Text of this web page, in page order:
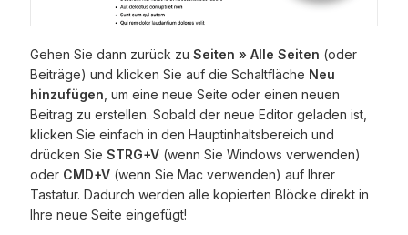
Gehen Sie dann zurück zu Seiten » Alle Seiten (oder
Beiträge) und klicken Sie auf die Schaltfläche Neu
hinzufügen , um eine neue Seite oder einen neuen
Beitrag zu erstellen. Sobald der neue Editor geladen ist,
klicken Sie einfach in den Hauptinhaltsbereich und
drücken Sie STRG+V (wenn Sie Windows verwenden)
oder CMD+V (wenn Sie Mac verwenden) auf Ihrer
Tastatur. Dadurch werden alle kopierten Blöcke direkt in
Ihre neue Seite eingefügt!